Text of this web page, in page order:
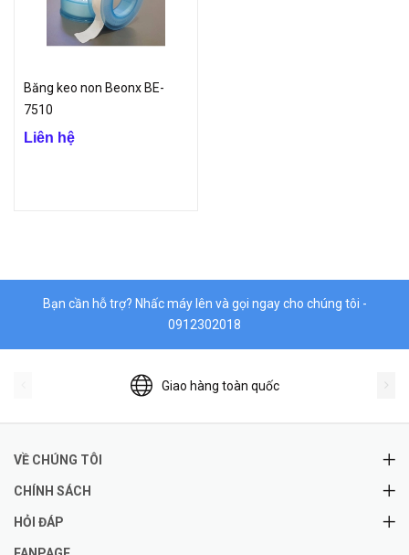
Băng keo non Beonx BE-
7510
Liên hệ
Bạn cần hỗ trợ? Nhấc máy lên và gọi ngay cho chúng tôi -
0912302018
Giao hàng toàn quốc
VỀ CHÚNG TÔI
CHÍNH SÁCH
HỎI ĐÁP